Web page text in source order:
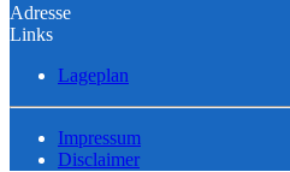
Adresse
Links
Lageplan
Impressum
Disclaimer